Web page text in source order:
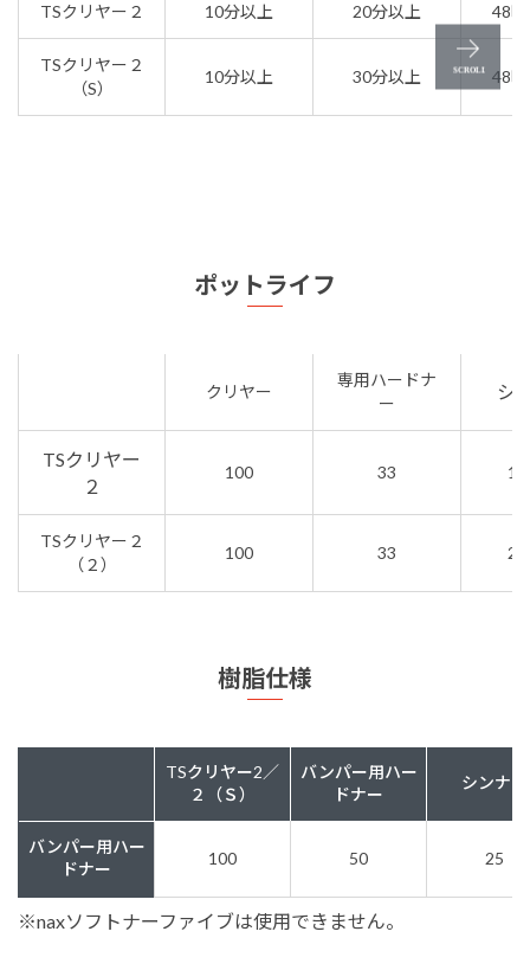
TSクリヤー２ 10分以上 20分以上 48
TSクリヤー２
（S）
10分以上 30分以上 48
ポットライフ
クリヤー
専用ハードナ
ー
シ
TSクリヤー
２
100 33
TSクリヤー２
（２）
100 33
樹脂仕様
TSクリヤー2／
２（Ｓ）
バンパー用ハー
ドナー
シンナー
バンパー用ハー
ドナー
100 50 25
※naxソフトナーファイブは使用できません。